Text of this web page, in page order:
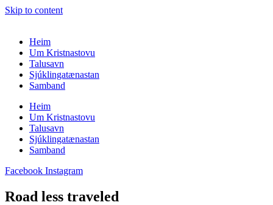
Skip to content
Heim
Um Kristnastovu
Talusavn
Sjúklingatænastan
Samband
Heim
Um Kristnastovu
Talusavn
Sjúklingatænastan
Samband
Facebook Instagram
Road less traveled